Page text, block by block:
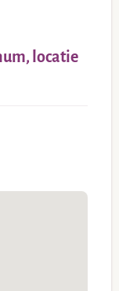
locatie